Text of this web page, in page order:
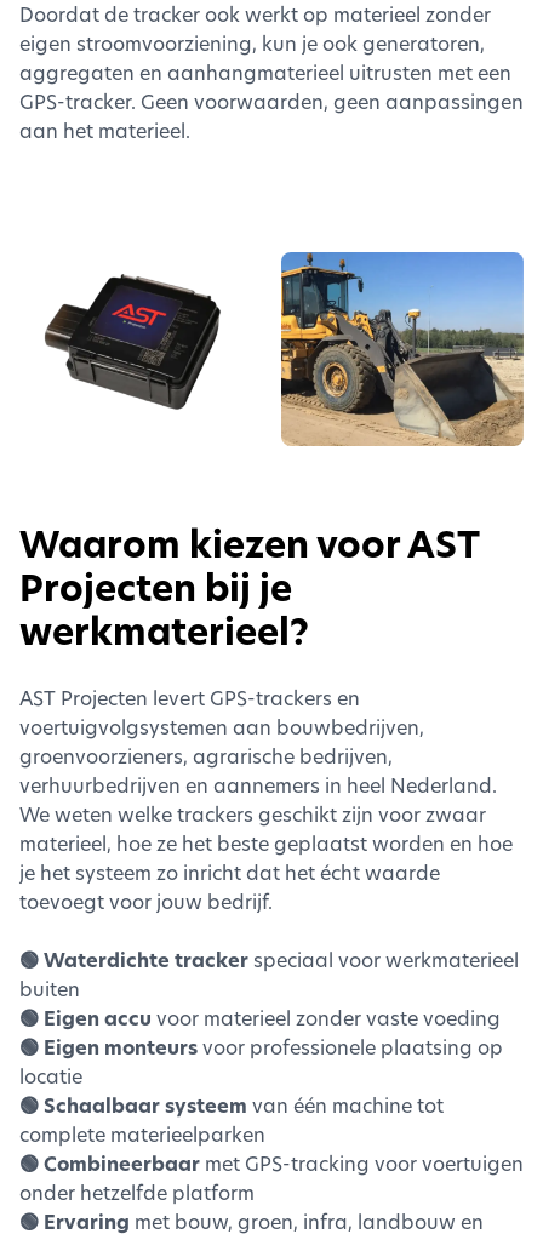
Doordat de tracker ook werkt op materieel zonder
eigen stroomvoorziening, kun je ook generatoren,
aggregaten en aanhangmaterieel uitrusten met een
GPS-tracker. Geen voorwaarden, geen aanpassingen
aan het materieel.
Waarom kiezen voor AST
Projecten bij je
werkmaterieel?
AST Projecten levert GPS-trackers en
voertuigvolgsystemen aan bouwbedrijven,
groenvoorzieners, agrarische bedrijven,
verhuurbedrijven en aannemers in heel Nederland.
We weten welke trackers geschikt zijn voor zwaar
materieel, hoe ze het beste geplaatst worden en hoe
je het systeem zo inricht dat het écht waarde
toevoegt voor jouw bedrijf.
🟢 Waterdichte tracker speciaal voor werkmaterieel
buiten
🟢 Eigen accu voor materieel zonder vaste voeding
🟢 Eigen monteursvoor professionele plaatsing op
locatie
🟢 Schaalbaar systeem van één machine tot
complete materieelparken
🟢 Combineerbaar met GPS-tracking voor voertuigen
onder hetzelfde platform
🟢 Ervaring met bouw, groen, infra, landbouw en